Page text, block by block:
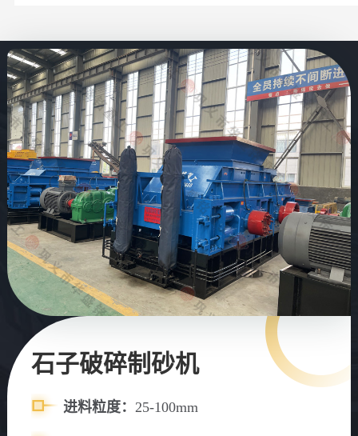
石子破碎制砂机
进料粒度： 25-100mm